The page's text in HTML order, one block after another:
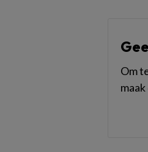
Om